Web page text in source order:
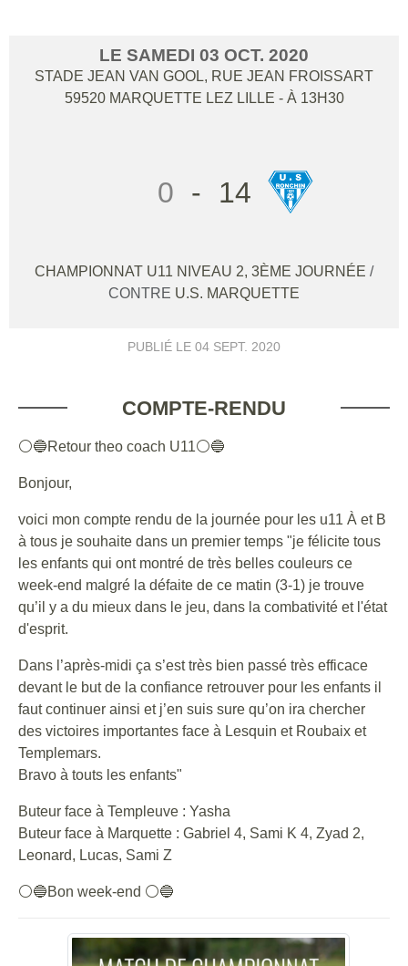
LE SAMEDI 03 OCT. 2020
STADE JEAN VAN GOOL, RUE JEAN FROISSART
59520 MARQUETTE LEZ LILLE - À 13H30
0 - 14
CHAMPIONNAT U11 NIVEAU 2, 3ÈME JOURNÉE /
CONTRE U.S. MARQUETTE
PUBLIÉ LE 04 SEPT. 2020
COMPTE-RENDU
⚪🔵Retour theo coach U11⚪🔵
Bonjour,
voici mon compte rendu de la journée pour les u11 À et B
à tous je souhaite dans un premier temps "je félicite tous
les enfants qui ont montré de très belles couleurs ce
week-end malgré la défaite de ce matin (3-1) je trouve
qu’il y a du mieux dans le jeu, dans la combativité et l'état
d'esprit.
Dans l’après-midi ça s’est très bien passé très efficace
devant le but de la confiance retrouver pour les enfants il
faut continuer ainsi et j’en suis sure qu’on ira chercher
des victoires importantes face à Lesquin et Roubaix et
Templemars.
Bravo à touts les enfants"
Buteur face à Templeuve : Yasha
Buteur face à Marquette : Gabriel 4, Sami K 4, Zyad 2,
Leonard, Lucas, Sami Z
⚪🔵Bon week-end ⚪🔵